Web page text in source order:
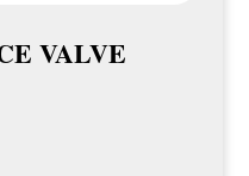
VALVE